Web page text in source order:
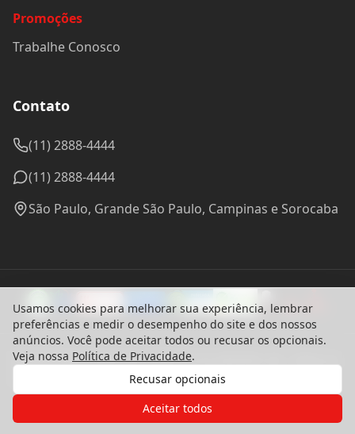
Promoções
Trabalhe Conosco
Contato
(11) 2888-4444
(11) 2888-4444
São Paulo, Grande São Paulo, Campinas e Sorocaba
© 2024 Madel Madeiras. CNPJ: 57.314.288/0001-96 - Todos os
Desenvolvido com ♥ porbounceagency
Política de PrivacidadeTermos de Uso
Gostaria de receber o contato de um
de nossos especialistas?
Usamos cookies para melhorar sua experiência, lembrar
preferências e medir o desempenho do site e dos nossos
anúncios. Você pode aceitar todos ou recusar os opcionais.
Veja nossa Política de Privacidade.
Recusar opcionais
Aceitar todos